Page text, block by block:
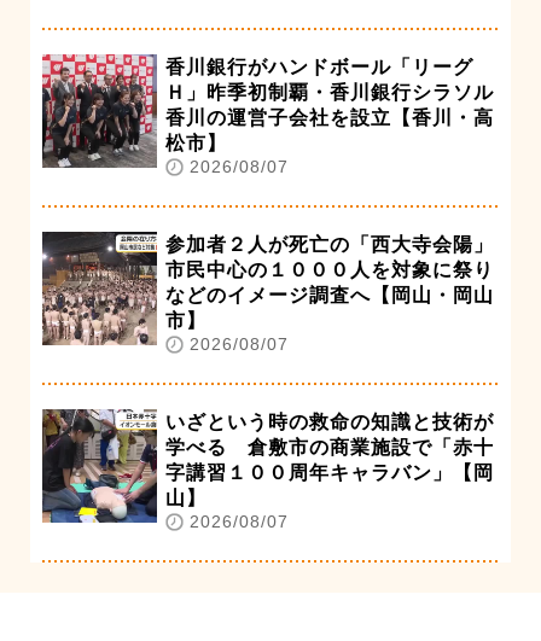
香川銀行がハンドボール「リーグ
Ｈ」昨季初制覇・香川銀行シラソル
香川の運営子会社を設立【香川・高
松市】
2026/08/07
参加者２人が死亡の「西大寺会陽」
市民中心の１０００人を対象に祭り
などのイメージ調査へ【岡山・岡山
市】
2026/08/07
いざという時の救命の知識と技術が
学べる 倉敷市の商業施設で「赤十
字講習１００周年キャラバン」【岡
山】
2026/08/07